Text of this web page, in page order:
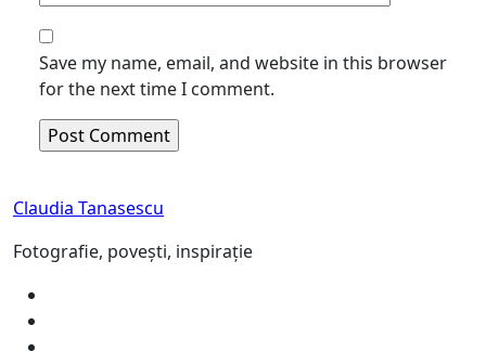
Save my name, email, and website in this browser
for the next time I comment.
Claudia Tanasescu
Fotografie, povești, inspirație